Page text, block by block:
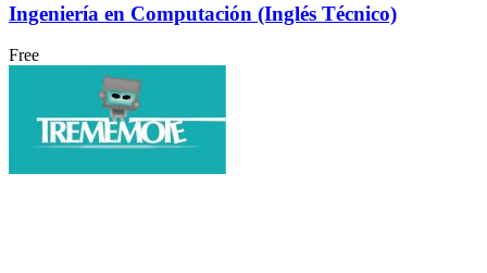
Ingeniería en Computación (Inglés Técnico)
Free